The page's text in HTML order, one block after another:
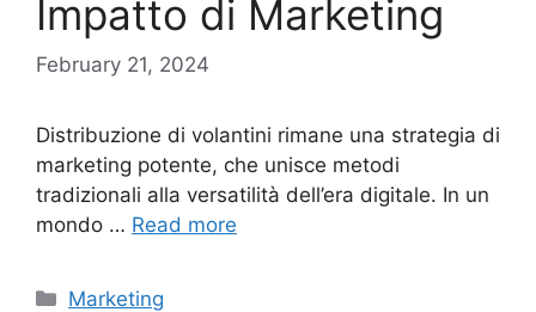
Impatto di Marketing
February 21, 2024
Distribuzione di volantini rimane una strategia di
marketing potente, che unisce metodi
tradizionali alla versatilità dell’era digitale. In un
mondo … Read more
Categories
Marketing